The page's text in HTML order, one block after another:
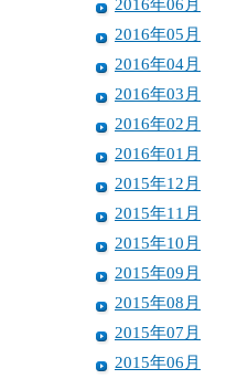
2016年06月
2016年05月
2016年04月
2016年03月
2016年02月
2016年01月
2015年12月
2015年11月
2015年10月
2015年09月
2015年08月
2015年07月
2015年06月